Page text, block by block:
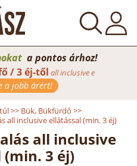
a pontos árhoz!
/ 3 éj-től all inclusive e
a jobb árért!
>> Bük, Bükfürdő >>
all inclusive ellátással (min. 3 éj)
all inclusive
3 éj)